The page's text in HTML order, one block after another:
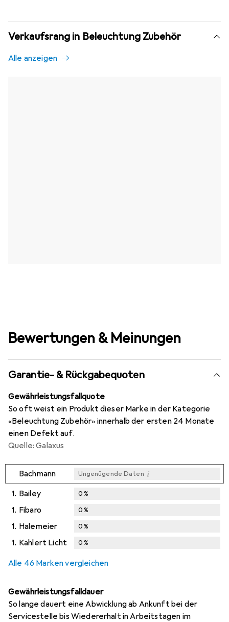
Verkaufsrang in Beleuchtung Zubehör
Alle anzeigen
Bewertungen & Meinungen
Garantie- & Rückgabequoten
Gewährleistungsfallquote
So oft weist ein Produkt dieser Marke in der Kategorie
«Beleuchtung Zubehör» innerhalb der ersten 24 Monate
einen Defekt auf.
Quelle: Galaxus
Bachmann Ungenügende Daten i
1. Bailey 0%
1. Fibaro 0%
1. Halemeier 0%
1. Kahlert Licht 0%
Alle 46 Marken vergleichen
Gewährleistungsfalldauer
So lange dauert eine Abwicklung ab Ankunft bei der
Servicestelle bis Wiedererhalt in Arbeitstagen im